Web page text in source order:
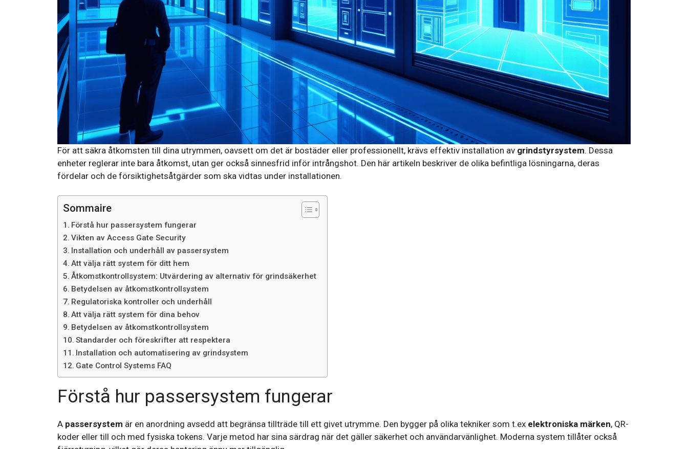
För att säkra åtkomsten till dina utrymmen, oavsett om det är bostäder eller professionellt, krävs effektiv installation av grindstyrsystem. Dessa
enheter reglerar inte bara åtkomst, utan ger också sinnesfrid inför intrångshot. Den här artikeln beskriver de olika befintliga lösningarna, deras
fördelar och de försiktighetsåtgärder som ska vidtas under installationen.
Sommaire
Förstå hur passersystem fungerar
Vikten av Access Gate Security
Installation och underhåll av passersystem
Att välja rätt system för ditt hem
Åtkomstkontrollsystem: Utvärdering av alternativ för grindsäkerhet
Betydelsen av åtkomstkontrollsystem
Regulatoriska kontroller och underhåll
Att välja rätt system för dina behov
Betydelsen av åtkomstkontrollsystem
Standarder och föreskrifter att respektera
Installation och automatisering av grindsystem
Gate Control Systems FAQ
Förstå hur passersystem fungerar
A passersystem är en anordning avsedd att begränsa tillträde till ett givet utrymme. Den bygger på olika tekniker som t.ex elektroniska märken, QR-
koder eller till och med fysiska tokens. Varje metod har sina särdrag när det gäller säkerhet och användarvänlighet. Moderna system tillåter också